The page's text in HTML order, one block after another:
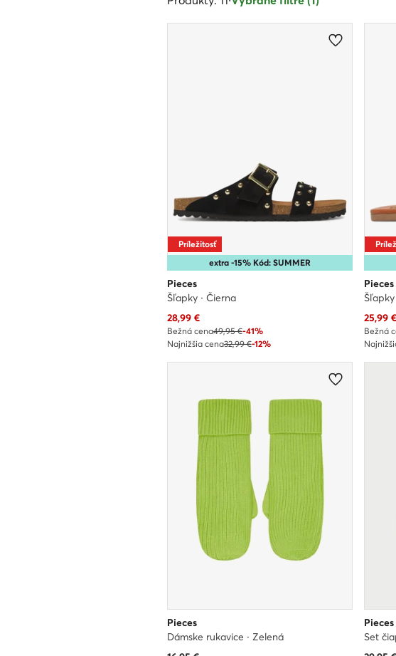
extra -15% Kód: SUMMER
Príležitosť
Pieces
Šľapky · Čierna
Aktuálna cena
28,99€
Bežná cena49,95 €-41%
Najnižšia cena32,99 €-12%
Pieces
25,99€
Bežná
Pieces
Dámske rukavice · Zelená
Pieces
Set